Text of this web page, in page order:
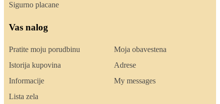
Sigurno placane
Vas nalog
Pratite moju porudbinu
Istorija kupovina
Informacije
Lista zela
Moja obavestena
Adrese
My messages